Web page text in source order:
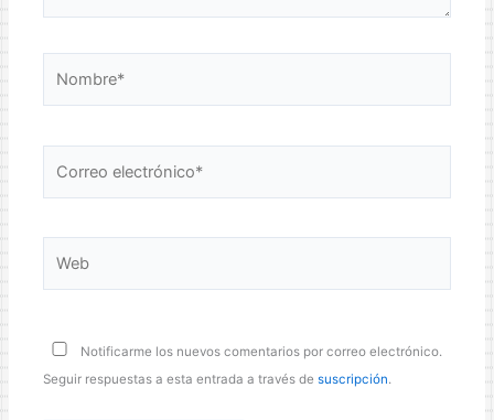
electrónico*
Notificarme los nuevos comentarios por correo electrónico.
Seguir respuestas a esta entrada a través desuscripción.